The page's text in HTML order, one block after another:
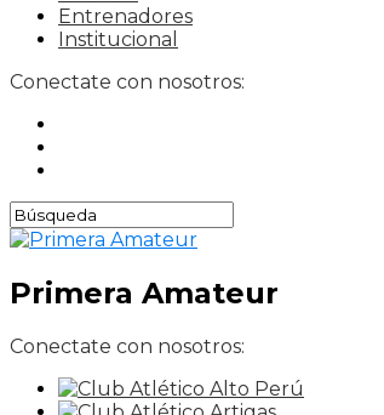
Entrenadores
Institucional
Conectate con nosotros:
Primera Amateur
Conectate con nosotros: